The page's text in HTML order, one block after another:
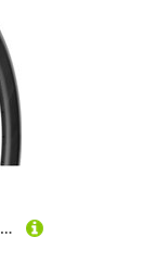
Pirelli P Zero Race TLR Rennradreifen